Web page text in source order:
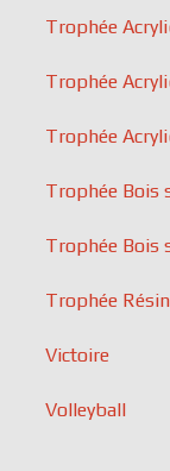
Trophée
Trophée
Trophée
Trophée Bois
Trophée Bois
Trophée
Victoire
Volleyball